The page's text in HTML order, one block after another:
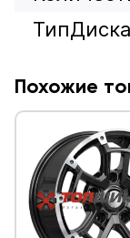
ТипДиска
Похожие